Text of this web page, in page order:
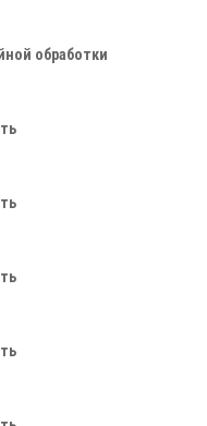
обработки